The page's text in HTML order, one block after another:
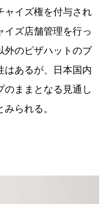
ャイズ権を付与され
イズ店舗管理を行っ
外のピザハットのブ
はあるが、日本国内
のままとなる見通し
られる。